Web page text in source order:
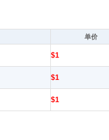
单价
$1
$1
$1